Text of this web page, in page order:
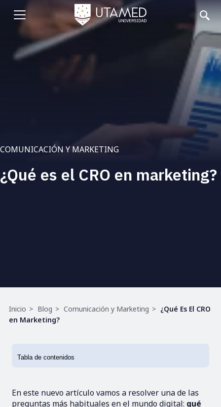
contenido
principal
Abrir
menu
COMUNICACIÓN Y MARKETING
¿Qué es el CRO en marketing?
Ruta
de
Inicio Blog Comunicación y Marketing
¿Qué Es El CRO
en Marketing?
En este nuevo artículo vamos a resolver una de las
preguntas más habituales en el mundo digital: qué